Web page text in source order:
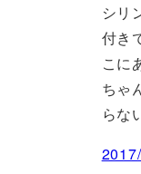
シリ
付き
こに
ちゃ
らな